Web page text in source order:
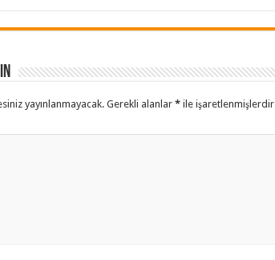
yayınlanmayacak. Gerekli alanlar * ile işaretlenmişlerdir